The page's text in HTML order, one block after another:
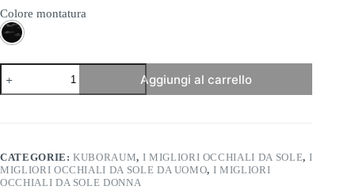
Colore montatura
Kuboraum
Mask
Aggiungi al carrello
CATEGORIE:KUBORAUM, I MIGLIORI OCCHIALI DA SOLE, I
MIGLIORI OCCHIALI DA SOLE DA UOMO, I MIGLIORI
OCCHIALI DA SOLE DONNA